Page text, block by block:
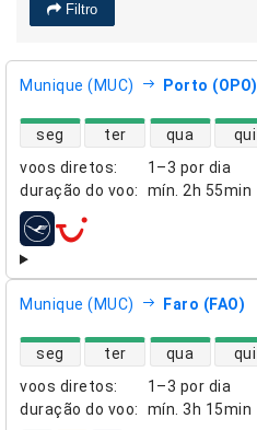
Filtro
Munique (MUC) Porto (OPO)
voos diretos:
1–3 por dia
duração do voo: mín. 2h 55min
disponibilidade de voos diretos
seg ter qua qui
companhias aéreas
Munique (MUC) Faro (FAO)
voos diretos:
1–3 por dia
duração do voo: mín. 3h 15min
disponibilidade de voos diretos
seg ter qua qui